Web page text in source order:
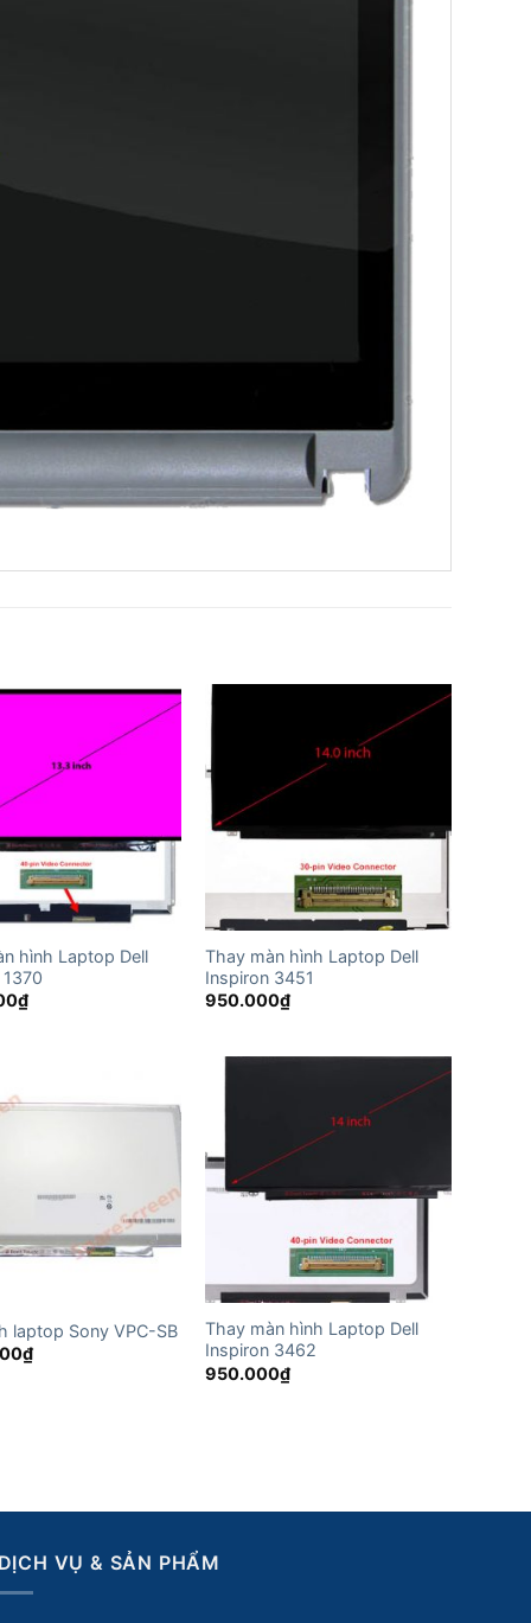
hình Laptop Dell
₫
Thay màn hình Laptop Dell
Inspiron 3451
950.000₫
laptop Sony VPC-SB
₫
Thay màn hình Laptop Dell
Inspiron 3462
950.000₫
VỤ & SẢN PHẨM